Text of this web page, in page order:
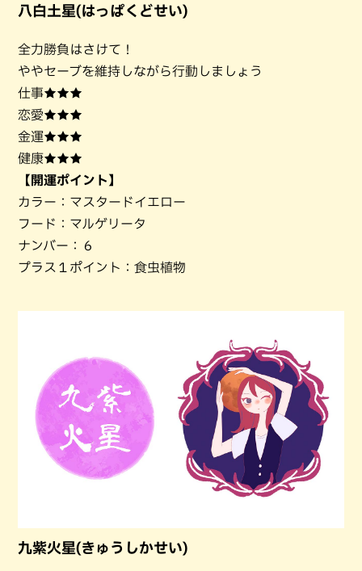
八白土星(はっぱくどせい)
全力勝負はさけて！
ややセーブを維持しながら行動しましょう
仕事★★★
恋愛★★★
金運★★★
健康★★★
【開運ポイント】
カラー：マスタードイエロー
フード：マルゲリータ
ナンバー：６
プラス１ポイント：食虫植物
九紫火星(きゅうしかせい)